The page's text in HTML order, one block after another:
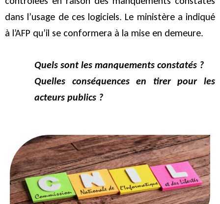
dans l’usage de ces logiciels. Le ministère a indiqué
à l’AFP qu’il se conformera à la mise en demeure.
Quels sont les manquements constatés ?
Quelles conséquences en tirer pour les
acteurs publics ?